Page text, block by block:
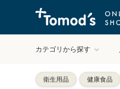
カテゴリから探す
衛生用品 健康食品